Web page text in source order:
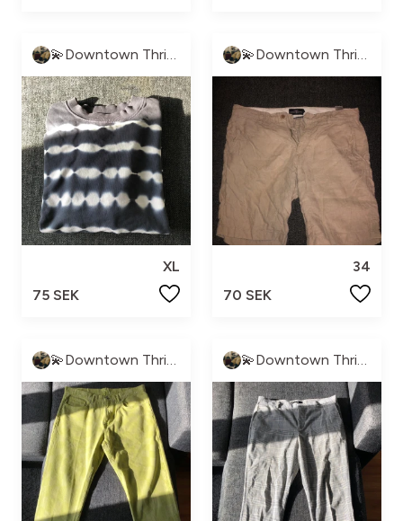
💫Downtown Thrift💫
XL
75 SEK
💫Downtown Thrift💫
34
70 SEK
💫Downtown Thrift💫 💫Downtown Thrift💫